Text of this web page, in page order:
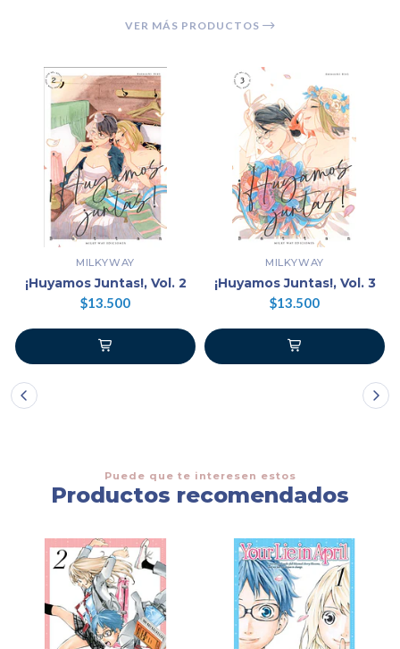
VER MÁS PRODUCTOS
MILKYWAY
¡Huyamos Juntas!, Vol. 2
$13.500
MILKYWAY
¡Huyamos Juntas!, Vol. 3
$13.500
Puede que te interesen estos
Productos recomendados